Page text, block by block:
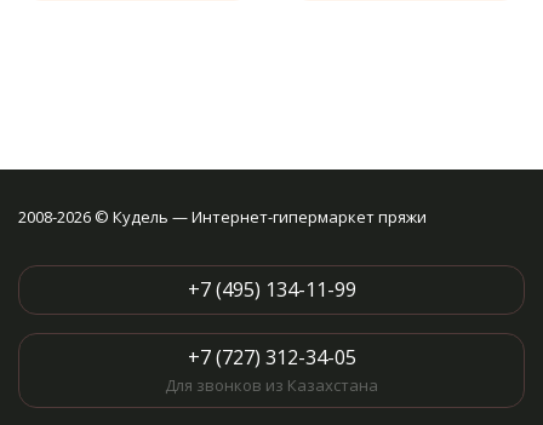
2008-2026 © Кудель — Интернет-гипермаркет пряжи
+7 (495) 134-11-99
+7 (727) 312-34-05
Для звонков из Казахстана